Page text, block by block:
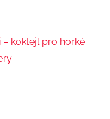
– koktejl pro horké